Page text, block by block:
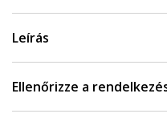
Leírás
Ellenőrizze a